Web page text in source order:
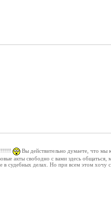
Вы действительно думаете, что мы
акты свободно с вами здесь
судебных делах. Но при всем этом хочу